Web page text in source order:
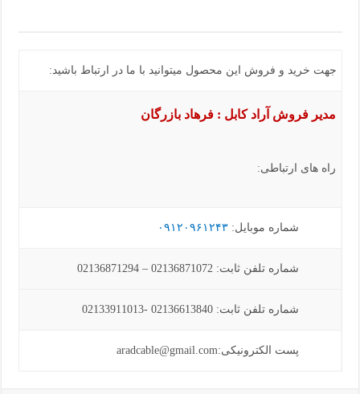
جهت خرید و فروش این محصول میتوانید با ما در ارتباط باشید:
مدیر فروش آراد کابل : فرهاد بازرگان
راه های ارتباطی:
شماره موبایل: ۰۹۱۲۰۹۶۱۲۴۳
شماره تلفن ثابت: 02136871072 – 02136871294
شماره تلفن ثابت: 02136613840 -02133911013
پست الکترونیکی:aradcable@gmail.com